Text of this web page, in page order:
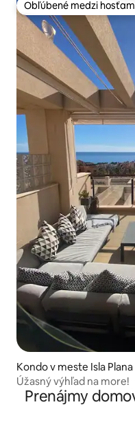
Obľúbené medzi
Obľúbené medzi
Kondo v meste Isla Plana
Úžasný výhľad na more!
Prenájmy